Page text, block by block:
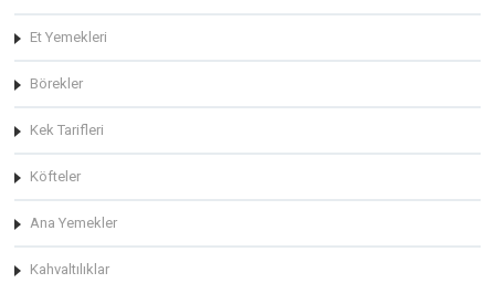
Et Yemekleri
Börekler
Kek Tarifleri
Köfteler
Ana Yemekler
Kahvaltılıklar